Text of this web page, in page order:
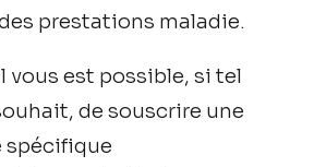
prestations maladie.
vous est possible, si tel
de souscrire une
spécifique